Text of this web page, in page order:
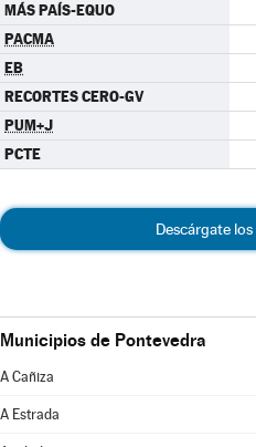
MÁS PAÍS-EQUO
PACMA
EB
RECORTES CERO-GV
PUM+J
PCTE
Descárgate
Municipios de Pontevedra
A Cañiza
A Estrada